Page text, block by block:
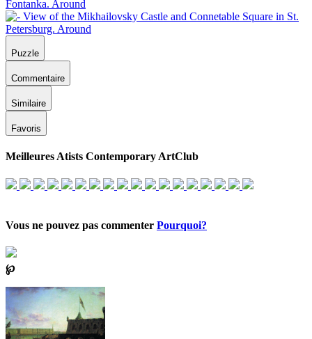
Puzzle
Commentaire
Similaire
Favoris
Meilleures Atists Contemporary ArtClub
Vous ne pouvez pas commenter Pourquoi?
℘